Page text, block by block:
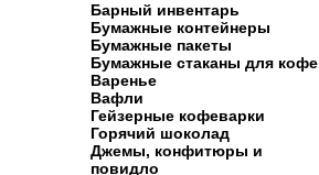
Барный инвентарь
Бумажные контейнеры
Бумажные пакеты
Бумажные стаканы для кофе
Варенье
Вафли
Гейзерные кофеварки
Горячий шоколад
Джемы, конфитюры и
повидло